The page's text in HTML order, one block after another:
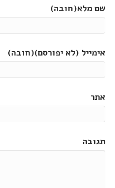
שם מלא(חובה)
אימייל (לא יפורסם)(חובה)
אתר
תגובה